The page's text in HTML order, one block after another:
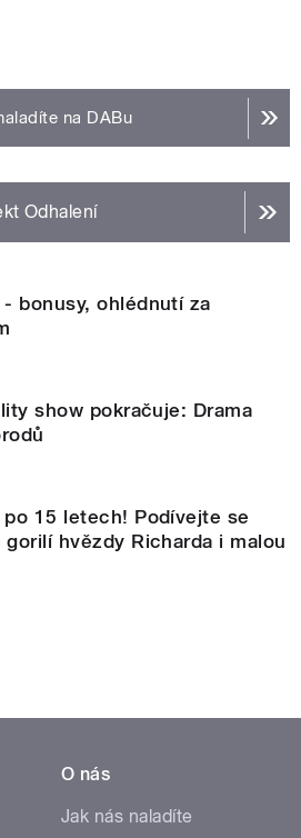
na DABu
Odhalení
- bonusy, ohlédnutí za
show pokračuje: Drama
po 15 letech! Podívejte se
gorilí hvězdy Richarda i malou
O nás
Jak nás naladíte